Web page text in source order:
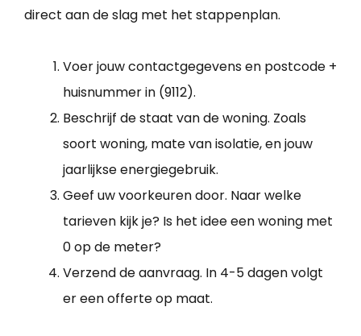
direct aan de slag met het stappenplan.
Voer jouw contactgegevens en postcode +
huisnummer in (9112).
Beschrijf de staat van de woning. Zoals
soort woning, mate van isolatie, en jouw
jaarlijkse energiegebruik.
Geef uw voorkeuren door. Naar welke
tarieven kijk je? Is het idee een woning met
0 op de meter?
Verzend de aanvraag. In 4-5 dagen volgt
er een offerte op maat.